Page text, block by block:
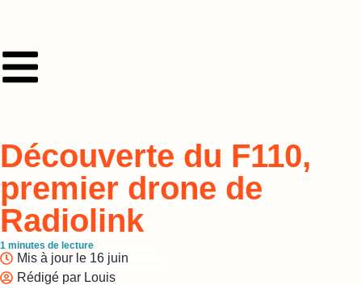
Découverte du F110,
premier drone de
Radiolink
1 minutes de lecture
Mis à jour le 16 juin
Rédigé par Louis